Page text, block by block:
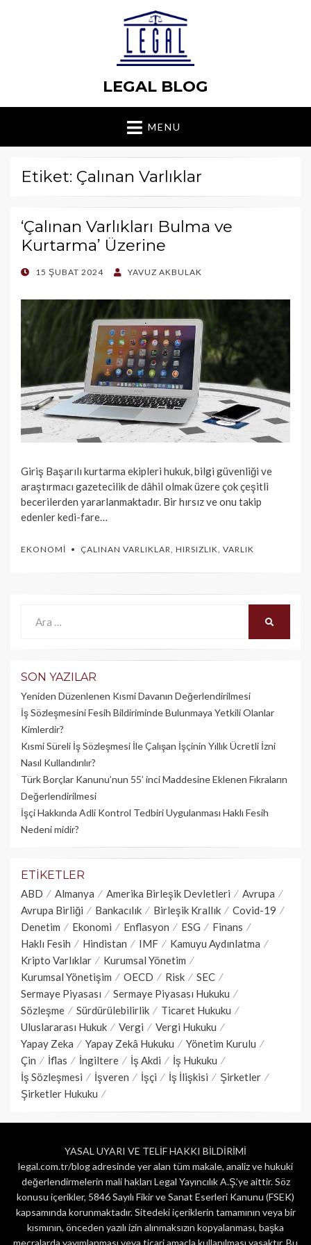
LEGAL BLOG
MENU
Etiket: Çalınan Varlıklar
‘Çalınan Varlıkları Bulma ve
Kurtarma’ Üzerine
POSTED
15 ŞUBAT 2024 YAVUZ AKBULAK
Giriş Başarılı kurtarma ekipleri hukuk, bilgi güvenliği ve
araştırmacı gazetecilik de dâhil olmak üzere çok çeşitli
becerilerden yararlanmaktadır. Bir hırsız ve onu takip
edenler kedi-fare…
EKONOMI ÇALINAN VARLIKLAR, HIRSIZLIK, VARLIK
SON YAZILAR
Yeniden Düzenlenen Kısmi Davanın Değerlendirilmesi
İş Sözleşmesini Fesih Bildiriminde Bulunmaya Yetkili Olanlar
Kimlerdir?
Kısmi Süreli İş Sözleşmesi İle Çalışan İşçinin Yıllık Üc­retli İzni
Nasıl Kullandırılır?
Türk Borçlar Kanunu’nun 55’ inci Maddesine Eklenen Fıkraların
Değerlendirilmesi
İşçi Hakkında Adli Kontrol Tedbiri Uygulanması Haklı Fesih
Nedeni midir?
ETIKETLER
ABD Almanya Amerika Birleşik Devletleri
Avrupa
Avrupa Birliği
Bankacılık Birleşik Krallık
Covid-19
Denetim
Ekonomi Enflasyon ESG
Finans
Haklı Fesih
Hindistan IMF
Kamuyu Aydınlatma
Kripto Varlıklar
Kurumsal Yönetim
Kurumsal Yönetişim
OECD Risk
SEC
Sermaye Piyasası
Sermaye Piyasası Hukuku
Sözleşme
Sürdürülebilirlik
Ticaret Hukuku
Uluslararası Hukuk
Vergi
Vergi Hukuku
Yapay Zeka
Yapay Zekâ Hukuku
Yönetim Kurulu
Çin
İflas İngiltere İş Akdi
İş Hukuku
İş Sözleşmesi
İşveren İşçi İş İlişkisi
Şirketler
Şirketler Hukuku
YASAL UYARI VE TELİF HAKKI BİLDİRİMİ
legal.com.tr/blog adresinde yer alan tüm makale, analiz ve hukuki
değerlendirmelerin mali hakları Legal Yayıncılık A.Ş.’ye aittir. Söz
konusu içerikler, 5846 Sayılı Fikir ve Sanat Eserleri Kanunu (FSEK)
kapsamında korunmaktadır. Sitedeki içeriklerin tamamının veya bir
kısmının, önceden yazılı izin alınmaksızın kopyalanması, başka